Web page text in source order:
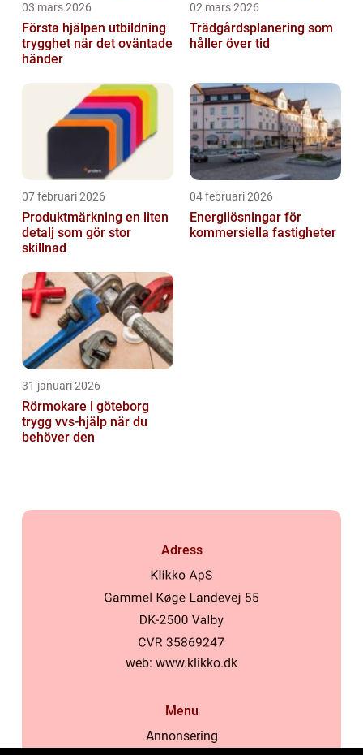
03 mars 2026
Första hjälpen utbildning
trygghet när det oväntade
händer
02 mars 2026
Trädgårdsplanering som
håller över tid
07 februari 2026
Produktmärkning en liten
detalj som gör stor
skillnad
04 februari 2026
Energilösningar för
kommersiella fastigheter
31 januari 2026
Rörmokare i göteborg
trygg vvs-hjälp när du
behöver den
Adress
web: www.klikko.dk
Menu
Annonsering